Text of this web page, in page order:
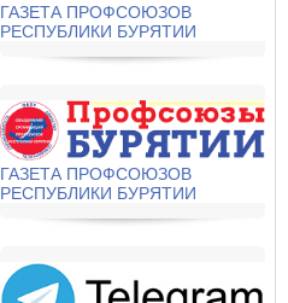
ГАЗЕТА ПРОФСОЮЗОВ
РЕСПУБЛИКИ БУРЯТИИ
ГАЗЕТА ПРОФСОЮЗОВ
РЕСПУБЛИКИ БУРЯТИИ